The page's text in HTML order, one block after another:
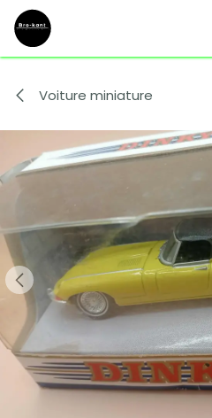
Se rendre au contenu
Voiture miniature